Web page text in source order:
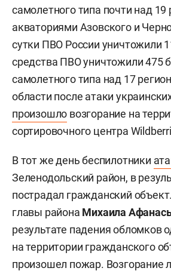
самолетного типа почти над 19
акваториями Азовского и
сутки ПВО России уничтожили
средства ПВО уничтожили 475
самолетного типа над 17
области после атаки
произошло возгорание на
сортировочного центра
В тот же день беспилотники
Зеленодольский район, в
пострадал гражданский
главы района Михаила
результате падения обломков
на территории гражданского
произошел пожар. Возгорание